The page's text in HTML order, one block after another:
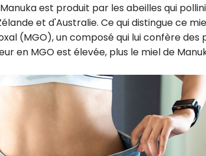
est produit par les abeilles qui
et d'Australie. Ce qui distingue ce
(MGO), un composé qui lui confère
en MGO est élevée, plus le miel de